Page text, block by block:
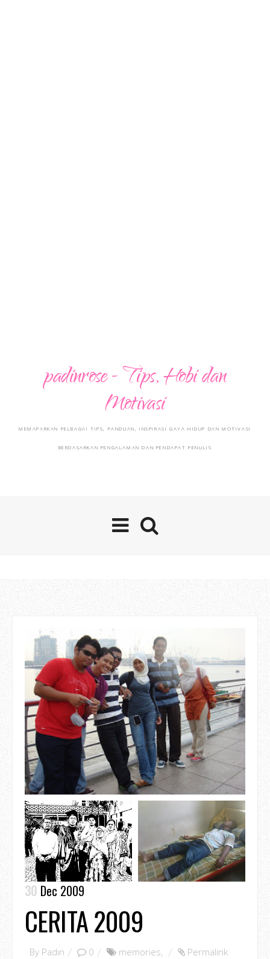
padinrose - Tips, Hobi dan
Motivasi
MEMAPARKAN PELBAGAI TIPS, PANDUAN, INSPIRASI GAYA HIDUP DAN MOTIVASI
BERDASARKAN PENGALAMAN DAN PENDAPAT PENULIS
30 Dec 2009
CERITA 2009
By Padin 0 memories, Permalink